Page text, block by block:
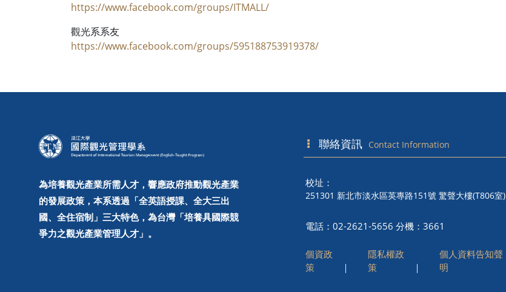
https://www.facebook.com/groups/ITMALL/
觀光系系友
https://www.facebook.com/groups/595188753919378/
為培養觀光產業所需人才，響應政府推動觀光產業
的發展政策，本系透過「全英語授課、全大三出
國、全住宿制」三大特色，為台灣「培養具國際競
爭力之觀光產業管理人才」。
聯絡資訊 Contact Information
校址：
251301 新北市淡水區英專路151號 驚聲大樓(T806室)
電話：02-2621-5656 分機：3661
個資政
策
｜
隱私權政
策
｜
個人資料告知聲
明